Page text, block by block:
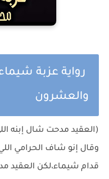
رواية عزبة
والعشرون
(العقيد مدحت شال إبنه
وقال إنو شاف الحرامي
قدام شيماء،لكن العقيد